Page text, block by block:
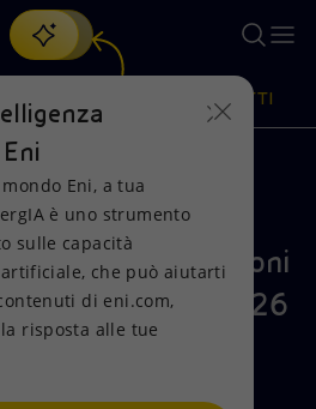
nuova soluzione di intelligenza
PRODOTTI
Stampa
di azioni
compreso tra il 26
Eni, a tua
è uno strumento
sulle capacità
che può aiutarti
di eni.com,
risposta alle tue